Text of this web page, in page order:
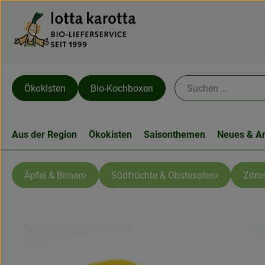
Ökokisten Bio-Kochboxen
Aus der Region Ökokisten Saisonthemen Neues &
Äpfel & Birnen Südfrüchte & Obstexoten